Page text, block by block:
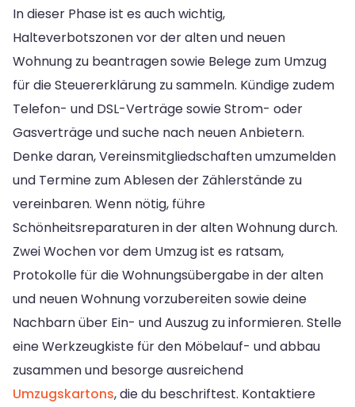
In dieser Phase ist es auch wichtig,
Halteverbotszonen vor der alten und neuen
Wohnung zu beantragen sowie Belege zum Umzug
für die Steuererklärung zu sammeln. Kündige zudem
Telefon- und DSL-Verträge sowie Strom- oder
Gasverträge und suche nach neuen Anbietern.
Denke daran, Vereinsmitgliedschaften umzumelden
und Termine zum Ablesen der Zählerstände zu
vereinbaren. Wenn nötig, führe
Schönheitsreparaturen in der alten Wohnung durch.
Zwei Wochen vor dem Umzug ist es ratsam,
Protokolle für die Wohnungsübergabe in der alten
und neuen Wohnung vorzubereiten sowie deine
Nachbarn über Ein- und Auszug zu informieren. Stelle
eine Werkzeugkiste für den Möbelauf- und abbau
zusammen und besorge ausreichend
Umzugskartons, die du beschriftest. Kontaktiere